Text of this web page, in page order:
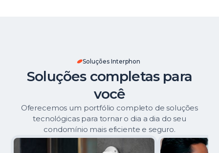
Soluções Interphon
Soluções completas para
você
Oferecemos um portfólio completo de soluções
tecnológicas para tornar o dia a dia do seu
condomínio mais eficiente e seguro.